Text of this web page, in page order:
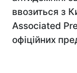
ввозиться з
Associated
офіційних